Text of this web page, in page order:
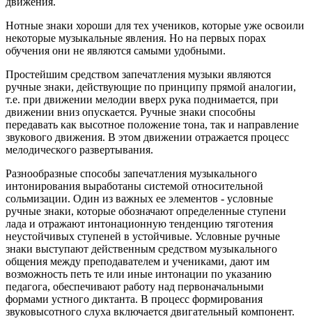
Нотные знаки хороши для тех учеников, которые уже освоили
некоторые музыкальные явления. Но на первых порах
обучения они не являются самыми удобными.
Простейшим средством запечатления музыки являются
ручные знаки, действующие по принципу прямой аналогии,
т.е. при движении мелодии вверх рука поднимается, при
движении вниз опускается. Ручные знаки способны
передавать как высотное положение тона, так и направление
звукового движения. В этом движении отражается процесс
мелодического развертывания.
Разнообразные способы запечатления музыкального
интонирования выработаны системой относительной
сольмизации. Один из важных ее элементов - условные
ручные знаки, которые обозначают определенные ступени
лада и отражают интонационную тенденцию тяготения
неустойчивых ступеней в устойчивые. Условные ручные
знаки выступают действенным средством музыкального
общения между преподавателем и учениками, дают им
возможность петь те или иные интонации по указанию
педагога, обеспечивают работу над первоначальными
формами устного диктанта. В процесс формирования
звуковысотного слуха включается двигательный компонент.